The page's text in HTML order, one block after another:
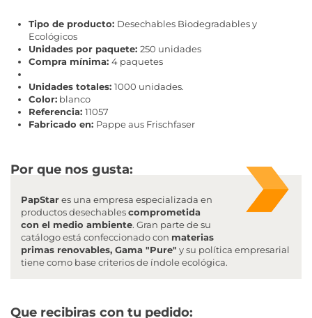
Tipo de producto: Desechables Biodegradables y
Ecológicos
Unidades por paquete: 250 unidades
Compra mínima: 4 paquetes
Unidades totales: 1000 unidades.
Color: blanco
Referencia: 11057
Fabricado en: Pappe aus Frischfaser
Por que nos gusta:
PapStares una empresa especializada en
productos desechablescomprometida
con el medio ambiente. Gran parte de su
catálogo está confeccionado con materias
primas renovables, Gama "Pure" y su política empresarial
tiene como base criterios de índole ecológica.
Que recibiras con tu pedido: